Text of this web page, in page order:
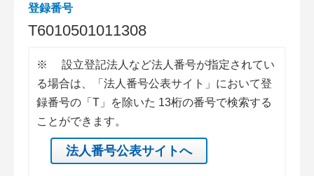
登録番号
T6010501011308
※
設立登記法人など法人番号が指定されてい
る場合は、「法人番号公表サイト」において登
録番号の「T」を除いた 13桁の番号で検索する
ことができます。
法人番号公表サイトへ